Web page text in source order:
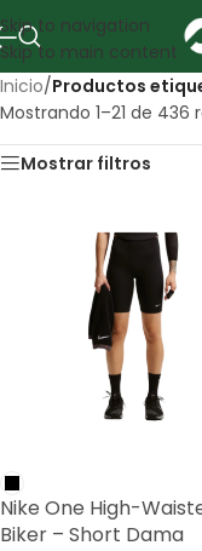
Skip to navigation
Skip to main content
Inicio/Productos
Mostrando 1–21 de 436
Mostrar filtros
Nike One High-
Biker – Short Dama